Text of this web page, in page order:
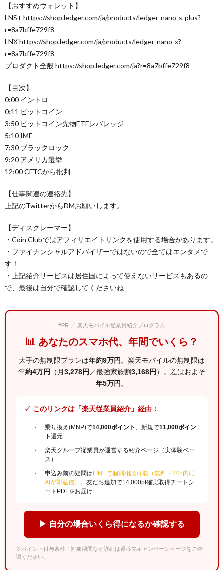
【おすすめウォレット】
LNS+ https://shop.ledger.com/ja/products/ledger-nano-s-plus?
r=8a7bffe729f8
LNX https://shop.ledger.com/ja/products/ledger-nano-x?
r=8a7bffe729f8
プロダクト全般 https://shop.ledger.com/ja?r=8a7bffe729f8
【目次】
0:00 イントロ
0:11 ビットコイン
3:50 ビットコイン先物ETFレバレッジ
5:10 IMF
7:30 ブラックロック
9:20 アメリカ選挙
12:00 CFTCから批判
【仕事関連の連絡先】
上記のTwitterからDMお願いします。
【ディスクレーマー】
・Coin Clubではアフィリエイトリンクを使用する場合があります。
・ファイナンシャルアドバイザーではないので全てはエンタメで
す！
・上記紹介サービスは居住国によって使えないサービスもあるの
で、最後は自分で確認してくださいね
#PR ／ 楽天モバイル従業員紹介プログラム
📊 あなたのスマホ代、年間でいくら？
大手の無制限プランは年約9万円 。楽天モバイルの無制限は
年約4万円 （月3,278円 ／最強家族割3,168円 ）。差はおよそ
年5万円 。
✓ このリンクは「楽天従業員紹介」経由：
乗り換え(MNP)で14,000ポイント 、新規で11,000ポイン
ト還元
楽天グループ従業員が運営する紹介ページ（実体験ベー
ス）
申込み前の疑問はLINEで個別相談可能（無料・24h内に
AIが即返信）
。友だち追加で14,000pt確実取得チートシ
ートPDFをお届け
▶ 自分の場合いくら得になるか確認する
※ポイント付与条件・対象期間など詳細は遷移先キャンペーンページをご確
認ください。